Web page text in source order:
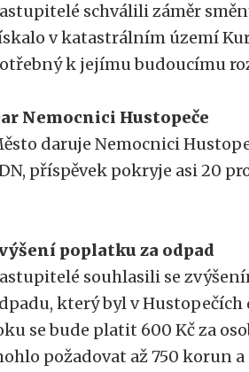
schválili záměr
v katastrálním území
k jejímu budoucímu
Nemocnici Hustopeče
daruje Nemocnici
příspěvek pokryje asi 20
poplatku za odpad
souhlasili se
který byl v
se bude platit 600 Kč za
požadovat až 750 korun